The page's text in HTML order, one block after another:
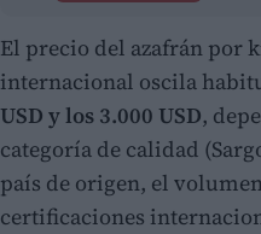
El precio del azafrán por
internacional oscila
USD y los 3.000 USD,
categoría de calidad
país de origen, el
certificaciones